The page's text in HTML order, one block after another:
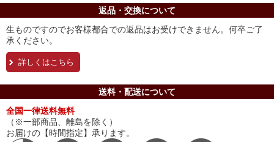
返品・交換について
生ものですのでお客様都合での返品はお受けできません。何卒ご了
承ください。
詳しくはこちら
送料・配送について
全国一律送料無料
（※一部商品、離島を除く）
お届けの【時間指定】承ります。